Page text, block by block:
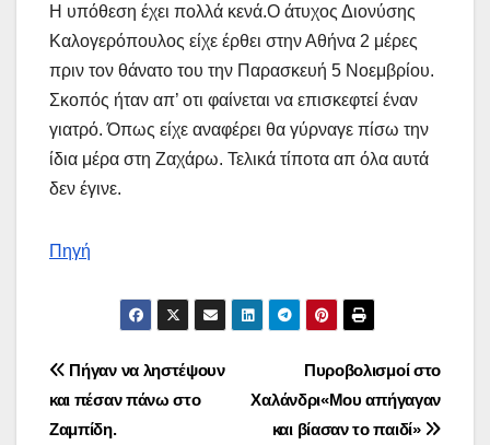
Η υπόθεση έχει πολλά κενά.Ο άτυχος Διονύσης
Καλογερόπουλος είχε έρθει στην Αθήνα 2 μέρες
πριν τον θάνατο του την Παρασκευή 5 Νοεμβρίου.
Σκοπός ήταν απ’ οτι φαίνεται να επισκεφτεί έναν
γιατρό. Όπως είχε αναφέρει θα γύρναγε πίσω την
ίδια μέρα στη Ζαχάρω. Τελικά τίποτα απ όλα αυτά
δεν έγινε.
Πηγή
Πλοήγηση
άρθρων
Πυροβολισμοί στο
Χαλάνδρι«Μου απήγαγαν
και βίασαν το παιδί»
Πήγαν να ληστέψουν
και πέσαν πάνω στο
Ζαμπίδη.